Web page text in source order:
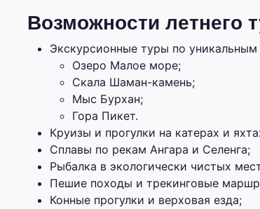
Возможности летнего
Экскурсионные туры по
Озеро Малое море;
Скала Шаман-камень;
Мыс Бурхан;
Гора Пикет.
Круизы и прогулки на катерах и
Сплавы по рекам Ангара и Селенга;
Рыбалка в экологически чистых
Пешие походы и трекинговые
Конные прогулки и верховая езда;